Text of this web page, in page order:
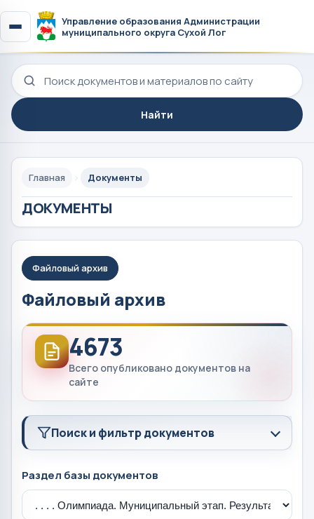
Управление образования Администрации
муниципального округа Сухой Лог
Поиск по сайту
Найти
Главная Документы
ДОКУМЕНТЫ
Файловый архив
Файловый архив
4673
Всего опубликовано документов на
сайте
Поиск и фильтр документов
Раздел базы документов